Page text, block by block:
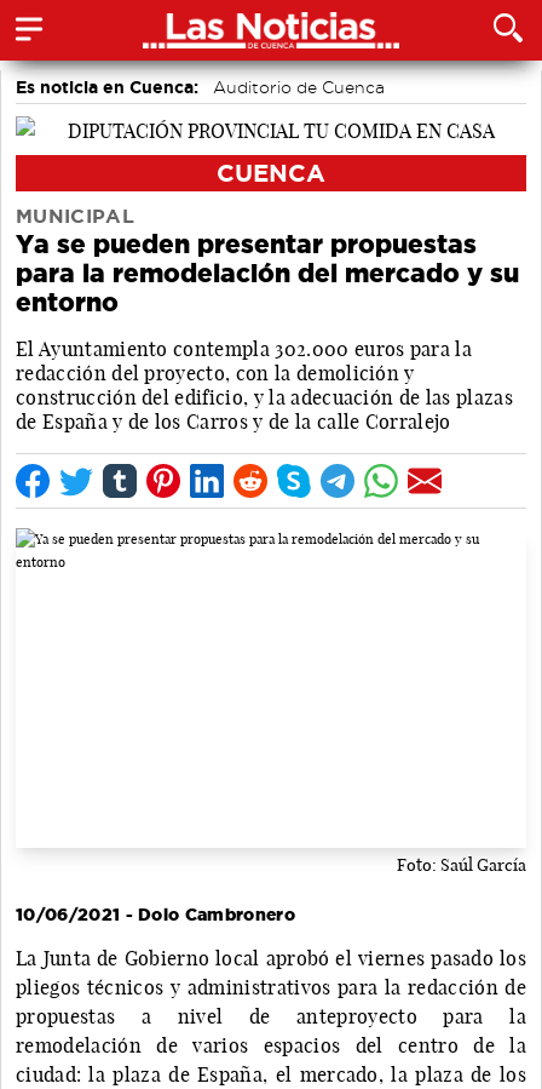
Es noticia en Cuenca: Auditorio de Cuenca
CUENCA
MUNICIPAL
Ya se pueden presentar propuestas
para la remodelación del mercado y su
entorno
El Ayuntamiento contempla 302.000 euros para la
redacción del proyecto, con la demolición y
construcción del edificio, y la adecuación de las plazas
de España y de los Carros y de la calle Corralejo
Foto: Saúl García
10/06/2021 - Dolo Cambronero
La Junta de Gobierno local aprobó el viernes pasado los
pliegos técnicos y administrativos para la redacción de
propuestas a nivel de anteproyecto para la
remodelación de varios espacios del centro de la
ciudad: la plaza de España, el mercado, la plaza de los